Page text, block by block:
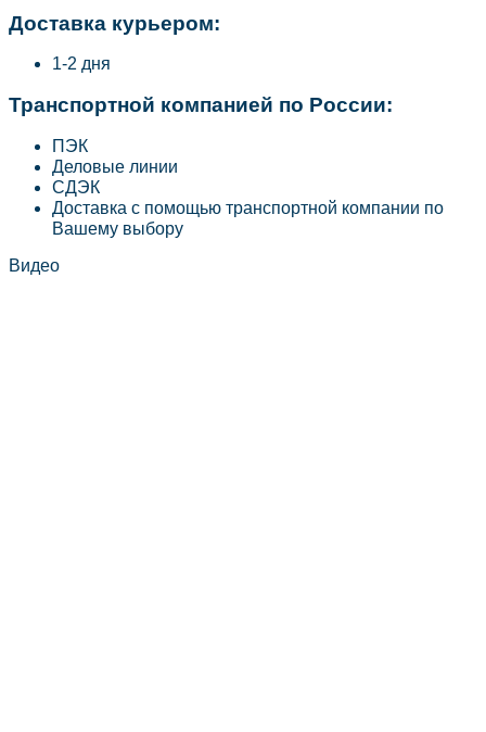
Доставка курьером:
1-2 дня
Транспортной компанией по России:
ПЭК
Деловые линии
СДЭК
Доставка с помощью транспортной компании по
Вашему выбору
Видео